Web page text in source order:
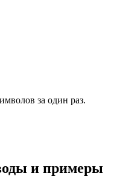
за один раз.
и примеры